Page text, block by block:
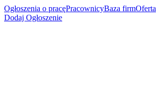
Ogłoszenia o pracęPracownicyBaza firmOferta
Dodaj Ogłoszenie